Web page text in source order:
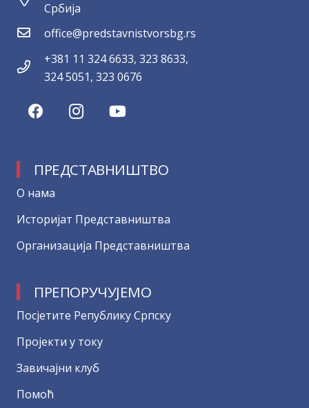
Србија
office@predstavnistvorsbg.rs
+381 11 324 6633, 323 8633,
324 5051, 323 0676
ПРЕДСТАВНИШТВО
О нама
Историјат Представништва
Организација Представништва
ПРЕПОРУЧУЈЕМО
Посјетите Републику Српску
Пројекти у току
Завичајни клуб
Помоћ